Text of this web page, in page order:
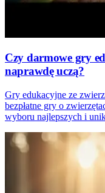
Czy darmowe gry
naprawdę uczą?
Gry edukacyjne ze
bezpłatne gry o
wyboru najlepszych i